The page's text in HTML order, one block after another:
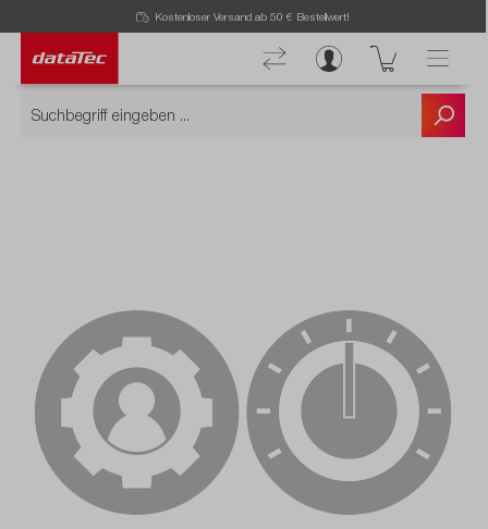
Kostenloser Versand ab 50 € Bestellwert!